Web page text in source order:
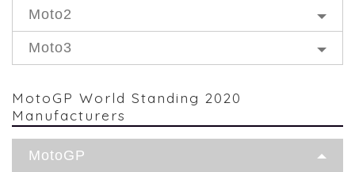
Moto2
Moto3
MotoGP World Standing 2020
Manufacturers
MotoGP